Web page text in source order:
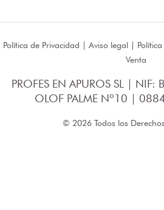
Política de Privacidad | Aviso legal|
Venta
PROFES EN APUROS SL |
OLOF PALME Nº10 |
© 2026 Todos los